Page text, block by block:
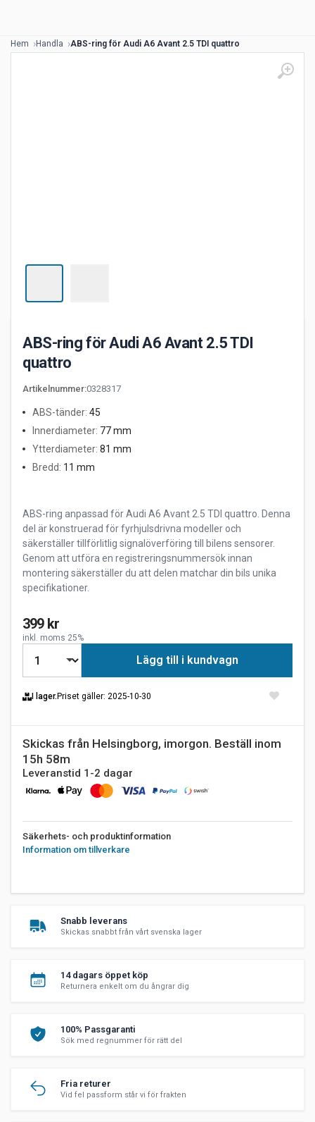
Hem Handla ABS-ring för Audi A6 Avant 2.5 TDI quattro
ABS-ring för Audi A6 Avant 2.5 TDI
quattro
Artikelnummer:0328317
ABS-tänder: 45
Innerdiameter: 77 mm
Ytterdiameter: 81 mm
Bredd: 11 mm
ABS-ring anpassad för Audi A6 Avant 2.5 TDI quattro. Denna
del är konstruerad för fyrhjulsdrivna modeller och
säkerställer tillförlitlig signalöverföring till bilens sensorer.
Genom att utföra en registreringsnummersök innan
montering säkerställer du att delen matchar din bils unika
specifikationer.
399 kr
inkl. moms 25%
Lägg till i kundvagn
I lager. Priset gäller: 2025-10-30
Skickas från Helsingborg, imorgon. Beställ inom
15h 58m
Leveranstid 1-2 dagar
Säkerhets- och produktinformation
Information om tillverkare
Snabb leverans
Skickas snabbt från vårt svenska lager
14 dagars öppet köp
Returnera enkelt om du ångrar dig
100% Passgaranti
Sök med regnummer för rätt del
Fria returer
Vid fel passform står vi för frakten